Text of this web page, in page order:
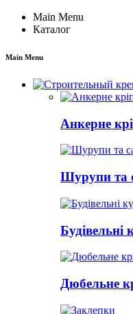
Main Menu
Каталог
Main Menu
Анкерне
Шурупи та
Дюбельне